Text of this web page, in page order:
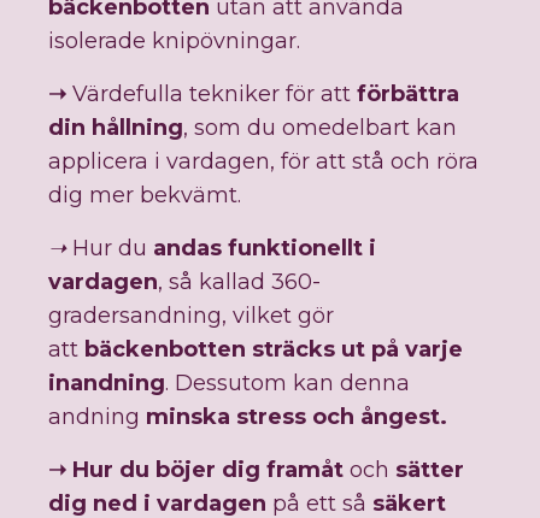
bäckenbotten utan att använda
isolerade knipövningar.
➝ Värdefulla tekniker för att förbättra
din hållning, som du omedelbart kan
applicera i vardagen, för att stå och röra
dig mer bekvämt.
➝ Hur du andas funktionellt i
vardagen, så kallad 360-
gradersandning, vilket gör
att bäckenbotten sträcks ut på varje
inandning. Dessutom kan denna
andning minska stress och ångest.
➝ Hur du böjer dig framåt och sätter
dig ned i vardagen på ett så säkert